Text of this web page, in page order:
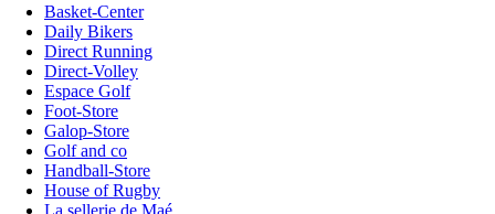
Basket-Center
Daily Bikers
Direct Running
Direct-Volley
Espace Golf
Foot-Store
Galop-Store
Golf and co
Handball-Store
House of Rugby
La sellerie de Maé